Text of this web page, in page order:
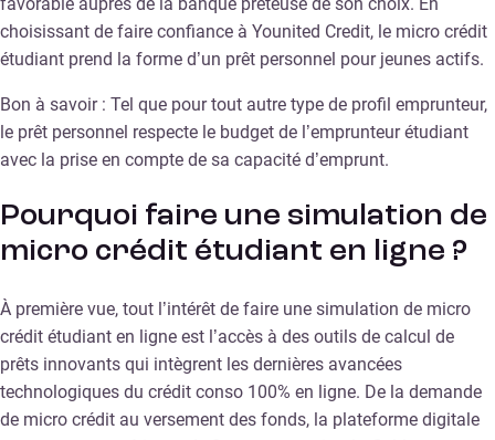
choisissant de faire confiance à Younited Credit, le micro crédit
étudiant prend la forme d’un prêt personnel pour jeunes actifs.
Bon à savoir : Tel que pour tout autre type de profil emprunteur,
le prêt personnel respecte le budget de l’emprunteur étudiant
avec la prise en compte de sa capacité d’emprunt.
Pourquoi faire une simulation de
micro crédit étudiant en ligne ?
À première vue, tout l’intérêt de faire une simulation de micro
crédit étudiant en ligne est l’accès à des outils de calcul de
prêts innovants qui intègrent les dernières avancées
technologiques du crédit conso 100% en ligne. De la demande
de micro crédit au versement des fonds, la plateforme digitale